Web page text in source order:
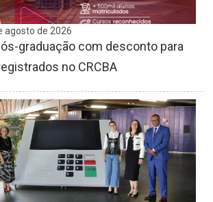
agosto de 2026
graduação com desconto para
no CRCBA